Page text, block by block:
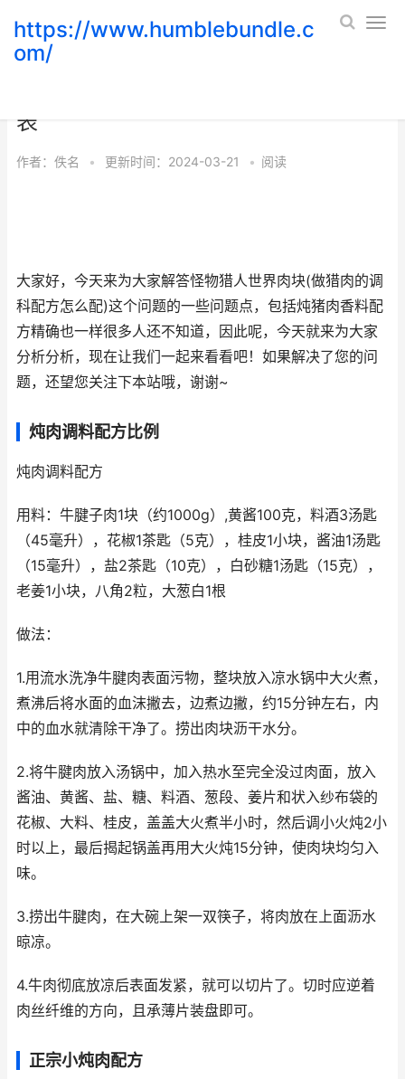
https://www.humblebundle.c
om/
表
作者： 佚名 • 更新时间：2024-03-21 • 阅读
大家好，今天来为大家解答怪物猎人世界肉块(做猎肉的调
科配方怎么配)这个问题的一些问题点，包括炖猪肉香料配
方精确也一样很多人还不知道，因此呢，今天就来为大家
分析分析，现在让我们一起来看看吧！如果解决了您的问
题，还望您关注下本站哦，谢谢~
炖肉调料配方比例
炖肉调料配方
用料：牛腱子肉1块（约1000g）,黄酱100克，料酒3汤匙
（45毫升），花椒1茶匙（5克），桂皮1小块，酱油1汤匙
（15毫升），盐2茶匙（10克），白砂糖1汤匙（15克），
老姜1小块，八角2粒，大葱白1根
做法：
1.用流水洗净牛腱肉表面污物，整块放入凉水锅中大火煮，
煮沸后将水面的血沫撇去，边煮边撇，约15分钟左右，内
中的血水就清除干净了。捞出肉块沥干水分。
2.将牛腱肉放入汤锅中，加入热水至完全没过肉面，放入
酱油、黄酱、盐、糖、料酒、葱段、姜片和状入纱布袋的
花椒、大料、桂皮，盖盖大火煮半小时，然后调小火炖2小
时以上，最后揭起锅盖再用大火炖15分钟，使肉块均匀入
味。
3.捞出牛腱肉，在大碗上架一双筷子，将肉放在上面沥水
晾凉。
4.牛肉彻底放凉后表面发紧，就可以切片了。切时应逆着
肉丝纤维的方向，且承薄片装盘即可。
正宗小炖肉配方